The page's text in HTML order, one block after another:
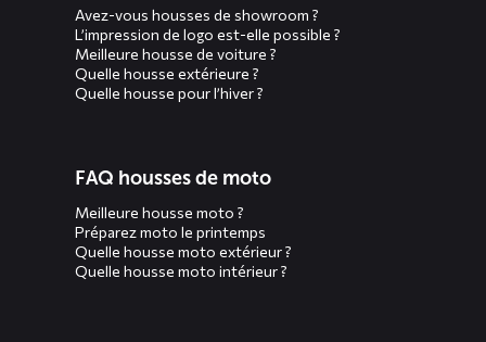
Avez-vous housses de showroom ?
L’impression de logo est-elle possible ?
Meilleure housse de voiture ?
Quelle housse extérieure ?
Quelle housse pour l’hiver ?
FAQ housses de moto
Meilleure housse moto ?
Préparez moto le printemps
Quelle housse moto extérieur ?
Quelle housse moto intérieur ?